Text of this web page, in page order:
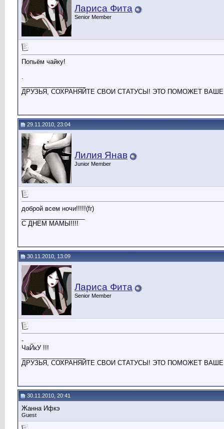
Лариса Фита
Senior Member
Попьём чайку!
.
ДРУЗЬЯ, СОХРАНЯЙТЕ СВОИ СТАТУСЫ! ЭТО ПОМОЖЕТ
29.11.2010, 23:04
Лилия Янав
Junior Member
доброй всем ночи!!!!!(fr)
С ДНЕМ МАМЫ!!!!
30.11.2010, 13:09
Лариса Фита
Senior Member
-
ЧаЙкУ !!!
ДРУЗЬЯ, СОХРАНЯЙТЕ СВОИ СТАТУСЫ! ЭТО ПОМОЖЕТ
30.11.2010, 20:41
Жанна Ифкэ
Guest